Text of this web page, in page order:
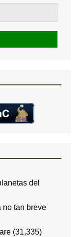
del
no tan breve
(31,335)